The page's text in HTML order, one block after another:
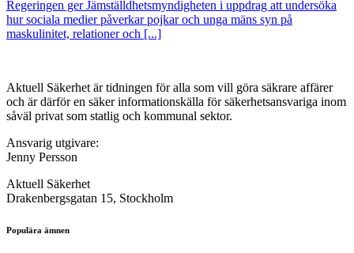
Regeringen ger Jämställdhetsmyndigheten i uppdrag att undersöka
hur sociala medier påverkar pojkar och unga mäns syn på
maskulinitet, relationer och [...]
Aktuell Säkerhet är tidningen för alla som vill göra säkrare affärer
och är därför en säker informationskälla för säkerhets­ansvariga inom
såväl privat som statlig och kommunal sektor.
Ansvarig utgivare:
Jenny Persson
Aktuell Säkerhet
Drakenbergsgatan 15, Stockholm
Populära ämnen